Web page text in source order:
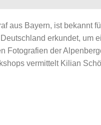
aus Bayern, ist bekannt
erkundet, um
Fotografien der
vermittelt Kilian